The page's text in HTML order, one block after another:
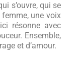
s’ouvre, qui se
une voix
résonne avec
Ensemble,
et d’amour.